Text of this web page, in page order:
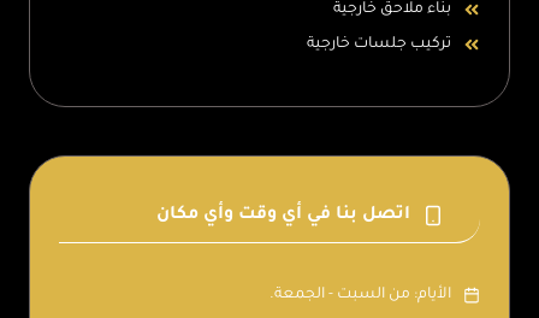
بناء ملاحق خارجية
تركيب جلسات خارجية
اتصل بنا في أي وقت وأي مكان
الأيام: من السبت - الجمعة.